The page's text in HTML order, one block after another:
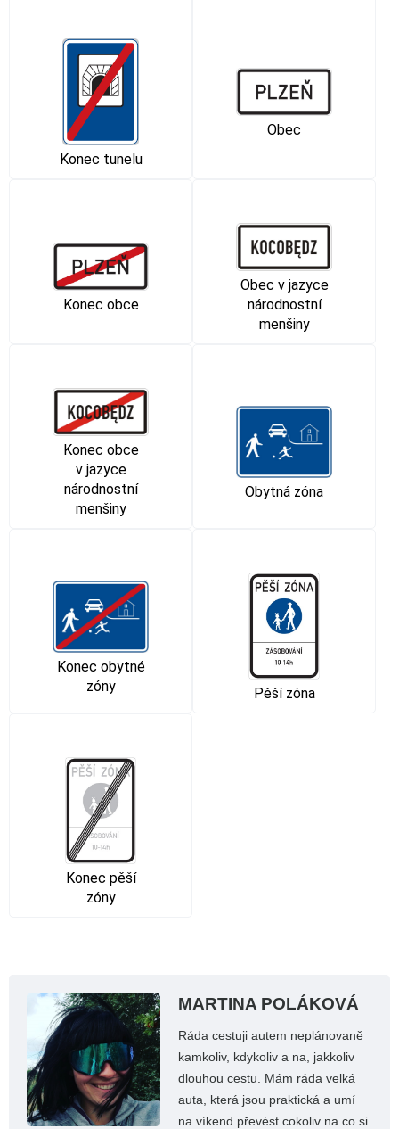
Konec tunelu
Obec
Konec obce
Obec v jazyce
národnostní
menšiny
Konec obce
v jazyce
národnostní
menšiny
Obytná zóna
Konec obytné
zóny
Pěší zóna
Konec pěší
zóny
MARTINA POLÁKOVÁ
Ráda cestuji autem neplánovaně
kamkoliv, kdykoliv a na, jakkoliv
dlouhou cestu. Mám ráda velká
auta, která jsou praktická a umí
na víkend převést cokoliv na co si